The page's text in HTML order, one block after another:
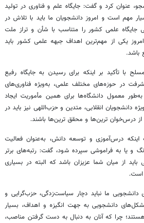
عنوان کرد و گفت: جایگاه علم و فناوری در تولید
مهم است و امروز دانشجویان ما باید با تلاش در
علمی کشور را متناسب با شأن و تراز ملت
امروز یکی از مهم‌ترین اهداف جبهه علمی کشور باید
باشد.
با تأکید بر اینکه برای رسیدن به جایگاه رفیع
در حوزه‌های مختلف علمی، به‌ویژه فناوری‌های
معمول دانشگاه‌ها برای همین مأموریت ایجاد
دانشجویان انقلابی، متدین و حزب‌اللهی نیز باید در
از درس‌خوان ترین‌ها و محقق ترین‌ها باشند.
اینکه درس‌آموزی و توسعه دانش، به‌عنوان فعالیت
و یا به فراموشی سپرده شود، گفت: رتبه‌های برتر
باید از میان شما عزیزان باشد که البته در بسیاری
است.
دانشجویی ما نباید دچار سیاست‌زدگی، حزب‌گرایی و
دانشجویی به جهت انگیزه و اهداف، بسیار
چرا که آنان به دنبال به دست گرفتن مناصب،